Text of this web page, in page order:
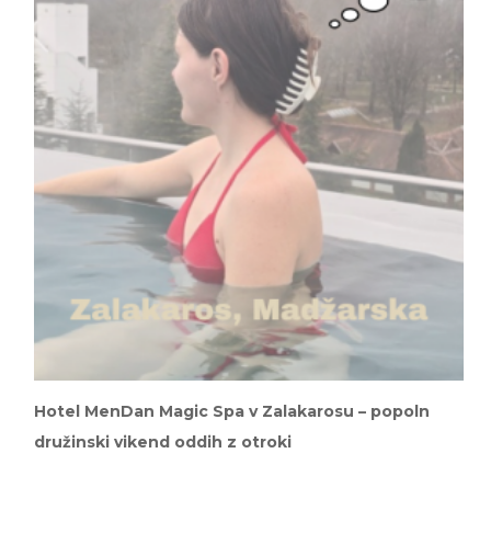
Hotel MenDan Magic Spa v Zalakarosu – popoln
družinski vikend oddih z otroki